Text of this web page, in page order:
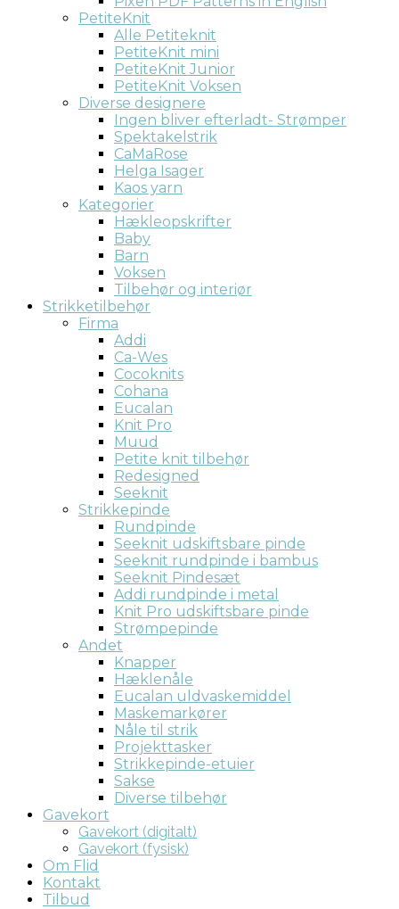
PetiteKnit
Alle Petiteknit
PetiteKnit mini
PetiteKnit Junior
PetiteKnit Voksen
Diverse designere
Ingen bliver efterladt- Strømper
Spektakelstrik
CaMaRose
Helga Isager
Kaos yarn
Kategorier
Hækleopskrifter
Baby
Barn
Voksen
Tilbehør og interiør
Strikketilbehør
Firma
Addi
Ca-Wes
Cocoknits
Cohana
Eucalan
Knit Pro
Muud
Petite knit tilbehør
Redesigned
Seeknit
Strikkepinde
Rundpinde
Seeknit udskiftsbare pinde
Seeknit rundpinde i bambus
Seeknit Pindesæt
Addi rundpinde i metal
Knit Pro udskiftsbare pinde
Strømpepinde
Andet
Knapper
Hæklenåle
Eucalan uldvaskemiddel
Maskemarkører
Nåle til strik
Projekttasker
Strikkepinde-etuier
Sakse
Diverse tilbehør
Gavekort
Gavekort (digitalt)
Gavekort (fysisk)
Om Flid
Kontakt
Tilbud